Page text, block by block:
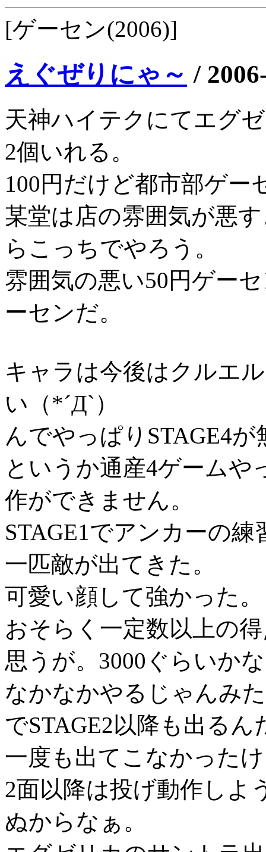
[ゲーセン(2006)]
えぐぜりにゃ～ /
天神ハイテクにてエグ
2個いれる。
100円だけど都市部ゲー
某堂は店の雰囲気が悪
らこっちでやろう。
雰囲気の悪い50円ゲー
ーセンだ。
キャラは今後はクルエ
い（*´Д`）
んでやっぱりSTAGE4が
というか通産4ゲームや
作ができません。
STAGE1でアンカーの
一匹敵が出てきた。
可愛い顔して強かった。
おそらく一定数以上の
思うが。3000ぐらいか
なかなかやるじゃんみ
でSTAGE2以降も出るん
一度も出てこなかった
2面以降は投げ動作しよ
ぬからなぁ。